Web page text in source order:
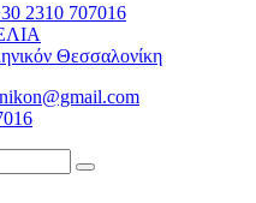
2310 707016